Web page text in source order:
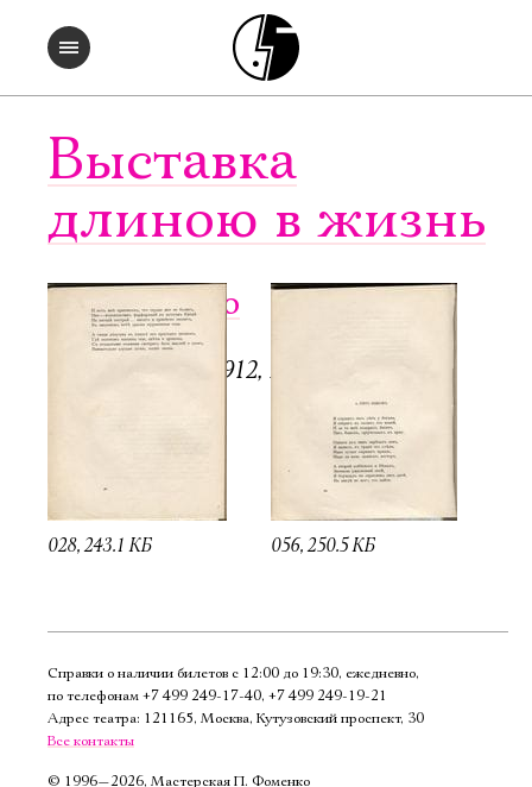
Выставка
длиною в жизнь
Чужое небо
СПб.: Аполлон, 1912, 128 с.
028, 243.1 КБ 056, 250.5 КБ
Справки о наличии билетов с 12:00 до 19:30, ежедневно,
по телефонам +7 499 249‑17‑40, +7 499 249‑19‑21
Адрес театра: 121165, Москва, Кутузовский проспект, 30
Все контакты
© 1996—2026, Мастерская П. Фоменко